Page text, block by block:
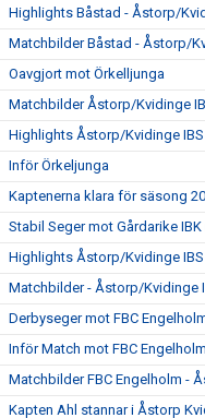
Highlights Båstad - Åstorp/
Matchbilder Båstad - Åstorp/
Oavgjort mot Örkelljunga
Matchbilder Åstorp/Kvidinge
Highlights Åstorp/Kvidinge
Inför Örkeljunga
Kaptenerna klara för säsong
Stabil Seger mot Gårdarike
Highlights Åstorp/Kvidinge IBS
Matchbilder - Åstorp/Kvidinge
Derbyseger mot FBC
Inför Match mot FBC Engelholm
Matchbilder FBC Engelholm -
Kapten Ahl stannar i Åstorp